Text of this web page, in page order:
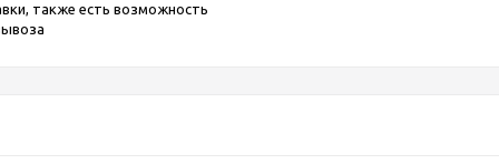
также есть возможность